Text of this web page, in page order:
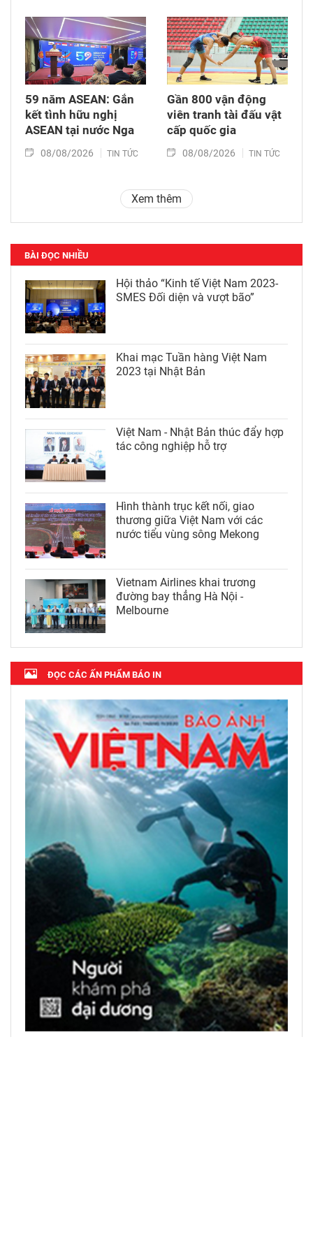
59 năm ASEAN: Gắn
kết tình hữu nghị
ASEAN tại nước Nga
08/08/2026 TIN TỨC
Gần 800 vận động
viên tranh tài đấu vật
cấp quốc gia
08/08/2026 TIN TỨC
Xem thêm
BÀI ĐỌC NHIỀU
Hội thảo “Kinh tế Việt Nam 2023-
SMES Đối diện và vượt bão”
Khai mạc Tuần hàng Việt Nam
2023 tại Nhật Bản
Việt Nam - Nhật Bản thúc đẩy hợp
tác công nghiệp hỗ trợ
Hình thành trục kết nối, giao
thương giữa Việt Nam với các
nước tiểu vùng sông Mekong
Vietnam Airlines khai trương
đường bay thẳng Hà Nội -
Melbourne
ĐỌC CÁC ẤN PHẨM BÁO IN